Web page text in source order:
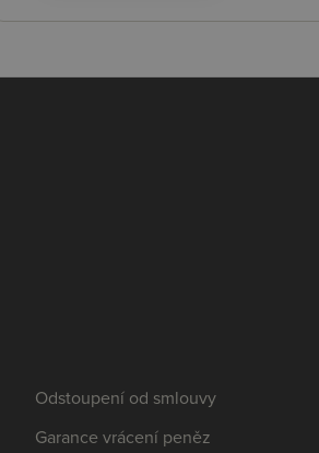
Odstoupení od smlouvy
Garance vrácení peněz